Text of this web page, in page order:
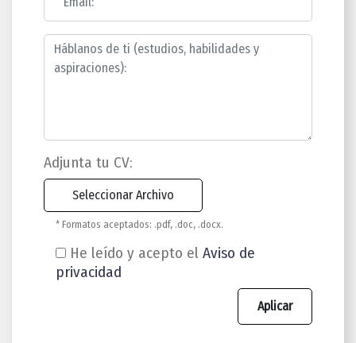
Adjunta tu CV:
* Formatos aceptados: .pdf, .doc, .docx.
He leído y acepto el Aviso de
privacidad
Aplicar